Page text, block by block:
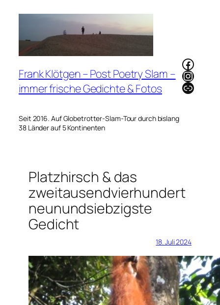
Frank Klötgen – Post Poetry Slam –
immer frische Gedichte & Fotos
Seit 2016. Auf Globetrotter-Slam-Tour durch bislang
38 Länder auf 5 Kontinenten
Link
Platzhirsch & das
zweitausendvierhundert
neunundsiebzigste
Gedicht
18. Juli 2024